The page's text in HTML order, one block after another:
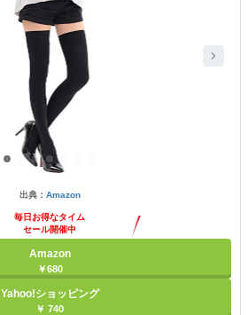
出典： Amazon
毎日お得なタイム
セール開催中
Amazon
￥680
Yahoo!ショッピング
￥ 740